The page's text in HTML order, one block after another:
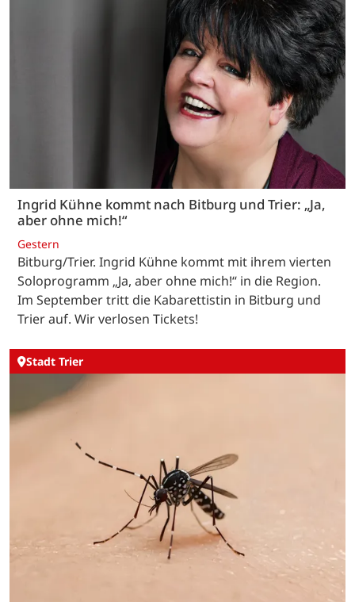
Ingrid Kühne kommt nach Bitburg und Trier: „Ja,
aber ohne mich!“
Gestern
Bitburg/Trier. Ingrid Kühne kommt mit ihrem vierten
Soloprogramm „Ja, aber ohne mich!“ in die Region.
Im September tritt die Kabarettistin in Bitburg und
Trier auf. Wir verlosen Tickets!
Stadt Trier